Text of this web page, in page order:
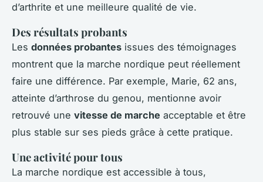
d’arthrite et une meilleure qualité de vie.
Des résultats probants
Les données probantes issues des témoignages
montrent que la marche nordique peut réellement
faire une différence. Par exemple, Marie, 62 ans,
atteinte d’arthrose du genou, mentionne avoir
retrouvé une vitesse de marche acceptable et être
plus stable sur ses pieds grâce à cette pratique.
Une activité pour tous
La marche nordique est accessible à tous,